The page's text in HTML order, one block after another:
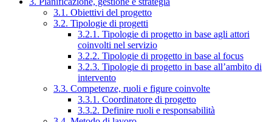
3.1. Obiettivi del progetto
3.2. Tipologie di progetti
3.2.1. Tipologie di progetto in base agli attori
coinvolti nel servizio
3.2.2. Tipologie di progetto in base al focus
3.2.3. Tipologie di progetto in base all’ambito di
intervento
3.3. Competenze, ruoli e figure coinvolte
3.3.1. Coordinatore di progetto
3.3.2. Definire ruoli e responsabilità